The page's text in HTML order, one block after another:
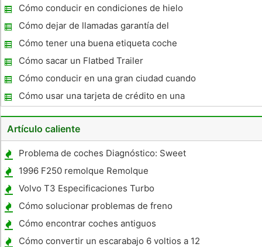
Cómo conducir en condiciones de hielo
Cómo dejar de llamadas garantía del
vehículo
Cómo tener una buena etiqueta coche
compartido
Cómo sacar un Flatbed Trailer
Cómo conducir en una gran ciudad cuando
desde el País
Cómo usar una tarjeta de crédito en una
estación automatizada de gas
Artículo caliente
Problema de coches Diagnóstico: Sweet
Smell
1996 F250 remolque Remolque
Especificaciones
Volvo T3 Especificaciones Turbo
Cómo solucionar problemas de freno
Cómo encontrar coches antiguos
Cómo convertir un escarabajo 6 voltios a 12